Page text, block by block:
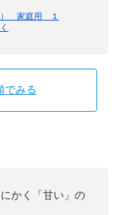
） 家庭用 １
でみる
かく「甘い」の